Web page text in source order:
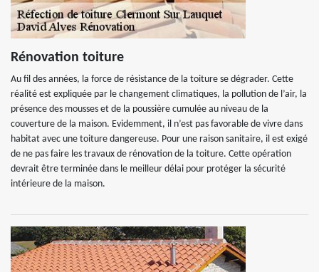
Rénovation toiture
Au fil des années, la force de résistance de la toiture se dégrader. Cette
réalité est expliquée par le changement climatiques, la pollution de l’air, la
présence des mousses et de la poussière cumulée au niveau de la
couverture de la maison. Evidemment, il n’est pas favorable de vivre dans
habitat avec une toiture dangereuse. Pour une raison sanitaire, il est exigé
de ne pas faire les travaux de rénovation de la toiture. Cette opération
devrait être terminée dans le meilleur délai pour protéger la sécurité
intérieure de la maison.